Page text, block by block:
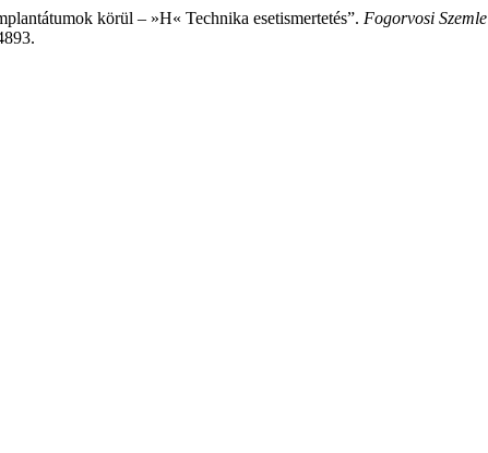
körül – »H« Technika esetismertetés”. Fogorvosi Szemle